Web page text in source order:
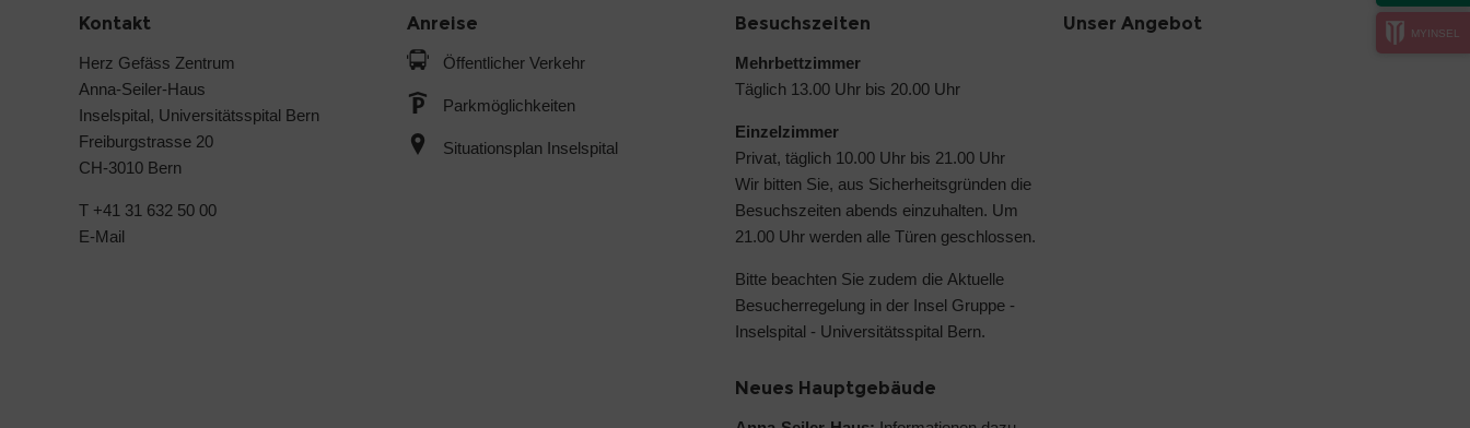
MYINSEL
Kontakt
Herz Gefäss Zentrum
Anna-Seiler-Haus
Inselspital, Universitätsspital Bern
Freiburgstrasse 20
CH-3010 Bern
T +41 31 632 50 00
E-Mail
Anreise
Öffentlicher Verkehr
Parkmöglichkeiten
Situationsplan Inselspital
Besuchszeiten
Mehrbettzimmer
Täglich 13.00 Uhr bis 20.00 Uhr
Einzelzimmer
Privat, täglich 10.00 Uhr bis 21.00 Uhr
Wir bitten Sie, aus Sicherheitsgründen die
Besuchszeiten abends einzuhalten. Um
21.00 Uhr werden alle Türen geschlossen.
Bitte beachten Sie zudem die Aktuelle
Besucherregelung in der Insel Gruppe -
Inselspital - Universitätsspital Bern.
Neues Hauptgebäude
Unser Angebot